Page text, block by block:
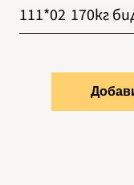
111*02 170кг